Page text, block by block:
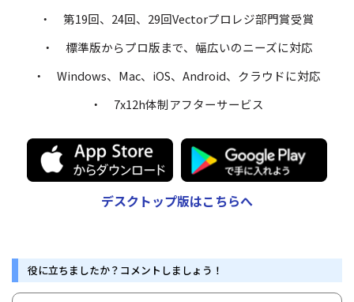
・ 第19回、24回、29回Vectorプロレジ部門賞受賞
・ 標準版からプロ版まで、幅広いのニーズに対応
・ Windows、Mac、iOS、Android、クラウドに対応
・ 7x12h体制アフターサービス
デスクトップ版はこちらへ
役に立ちましたか？コメントしましょう！